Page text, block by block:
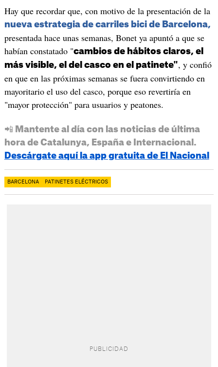
Hay que recordar que, con motivo de la presentación de la
nueva estrategia de carriles bici de Barcelona,
presentada hace unas semanas, Bonet ya apuntó a que se
habían constatado "cambios de hábitos claros, el
más visible, el del casco en el patinete", y confió
en que en las próximas semanas se fuera convirtiendo en
mayoritario el uso del casco, porque eso revertiría en
"mayor protección" para usuarios y peatones.
📲 Mantente al día con las noticias de última
hora de Catalunya, España e Internacional.
Descárgate aquí la app gratuita de El Nacional
BARCELONA PATINETES ELÉCTRICOS